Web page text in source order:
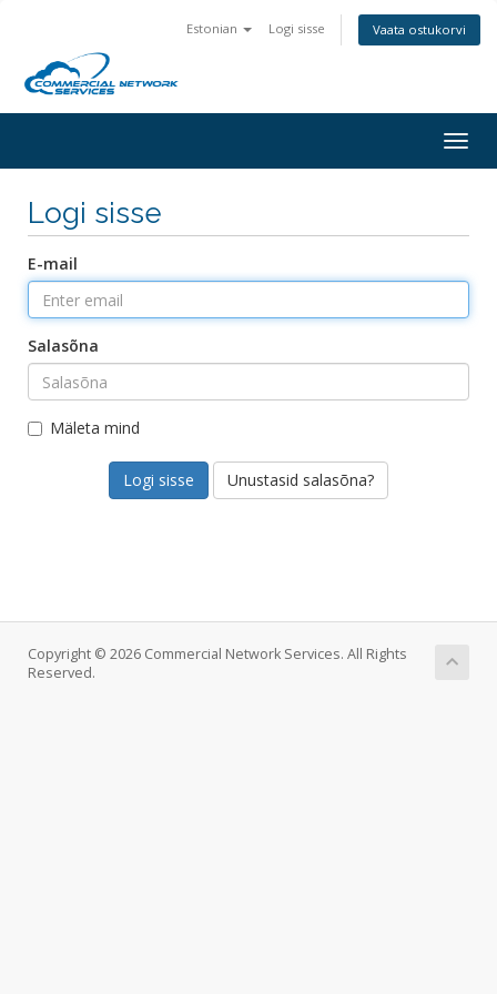
Estonian Logi sisse Vaata ostukorvi
Logi sisse
E-mail
Salasõna
Mäleta mind
Unustasid salasõna?
Copyright © 2026 Commercial Network Services. All Rights
Reserved.